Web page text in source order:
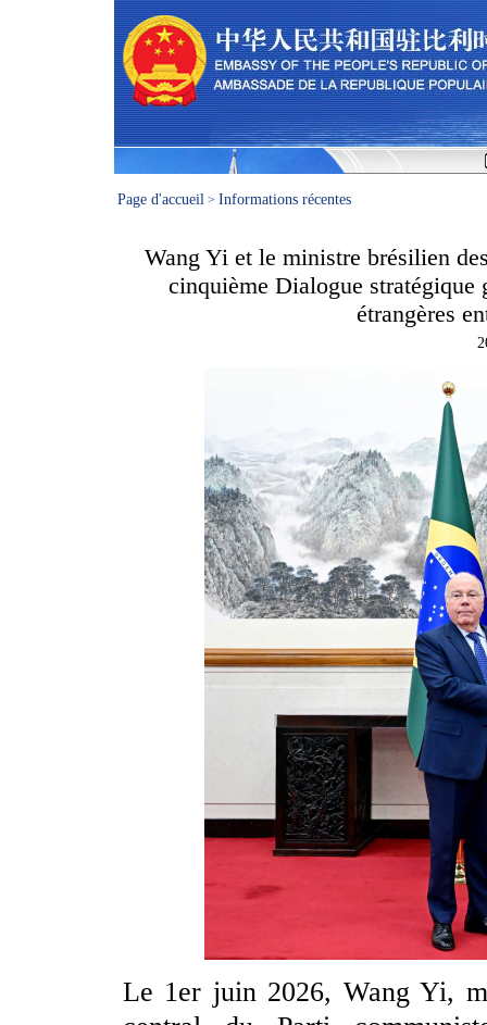
Page d'accueil > Informations récentes
Wang Yi et le ministre brésilien
cinquième Dialogue
étrangères
Le 1er juin 2026, Wang Yi,